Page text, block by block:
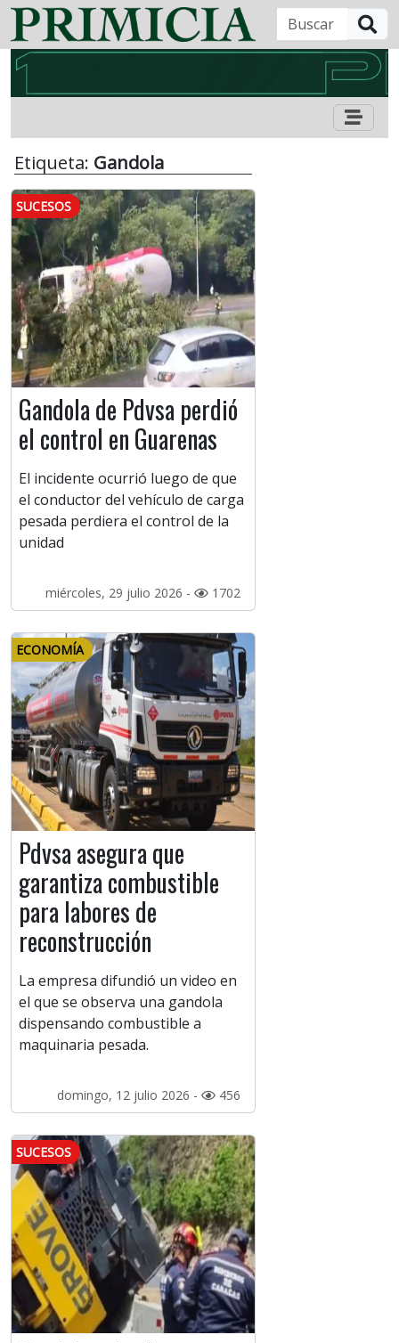
Etiqueta: Gandola
SUCESOS
Gandola de Pdvsa perdió
el control en Guarenas
El incidente ocurrió luego de que
el conductor del vehículo de carga
pesada perdiera el control de la
unidad
miércoles, 29 julio 2026 - 1702
ECONOMÍA
Pdvsa asegura que
garantiza combustible
para labores de
reconstrucción
La empresa difundió un video en
el que se observa una gandola
dispensando combustible a
maquinaria pesada.
domingo, 12 julio 2026 - 456
SUCESOS